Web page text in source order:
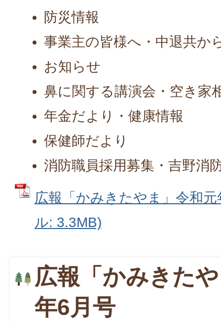
防災情報
事業主の皆様へ・中退共か
お知らせ
鼻に関する講演会・空き家
年金だより・健康情報
保健師だより
消防職員採用募集・吉野消
広報「かみきたやま」令和
ル: 3.3MB)
広報「かみきた
年6月号